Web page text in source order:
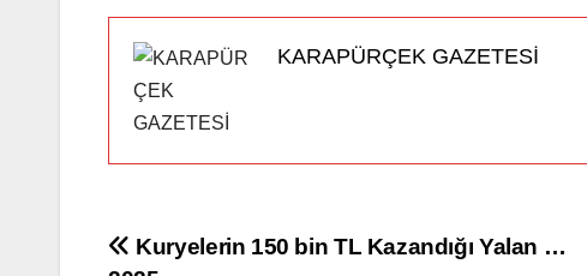
KARAPÜRÇEK GAZETESİ
Yazı
Kuryelerin 150 bin TL Kazandığı Yalan …